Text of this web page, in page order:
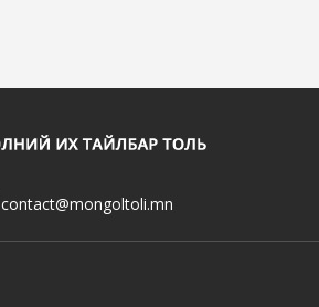
contact@mongoltoli.mn